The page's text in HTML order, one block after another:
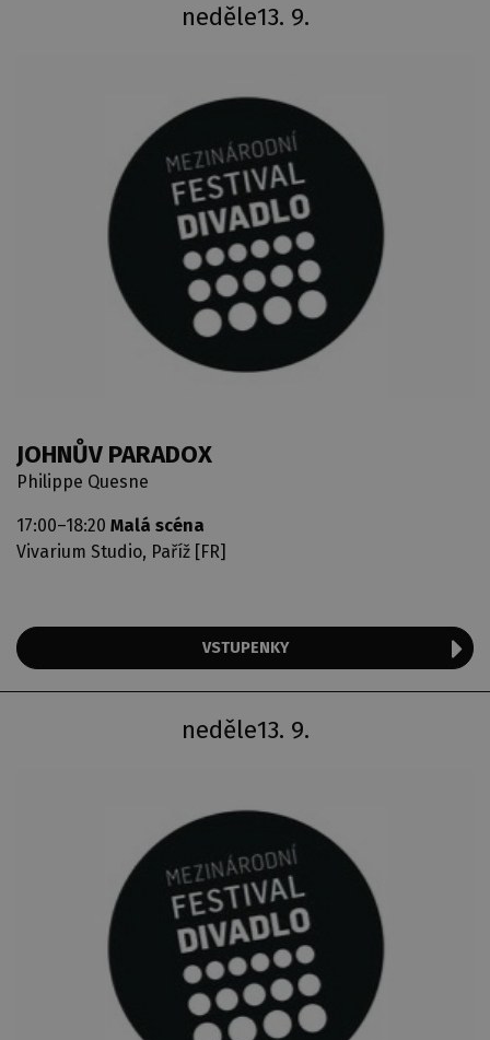
13. 9.
neděle
JOHNŮV PARADOX
Philippe Quesne
17:00–18:20 Malá scéna
Vivarium Studio, Paříž [FR]
VSTUPENKY
13. 9.
neděle